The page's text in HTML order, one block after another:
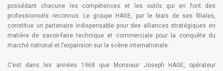
possédant chacune les compétences et les outils qui en font des
professionnels reconnus. Le groupe HAGE, par le biais de ses filiales,
constitue un partenaire indispensable pour des alliances stratégiques en
matière de savoir-faire technique et commerciale pour la conquête du
marché national et l’expansion sur la scène internationale.
C’est dans les années 1968 que Monsieur Joseph HAGE, opérateur